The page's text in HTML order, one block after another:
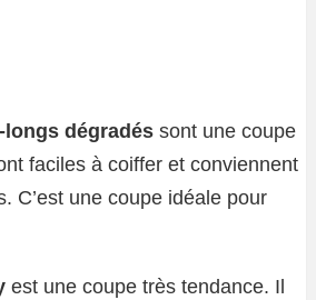
dégradés sont une coupe
faciles à coiffer et conviennent
C’est une coupe idéale pour
est une coupe très tendance. Il